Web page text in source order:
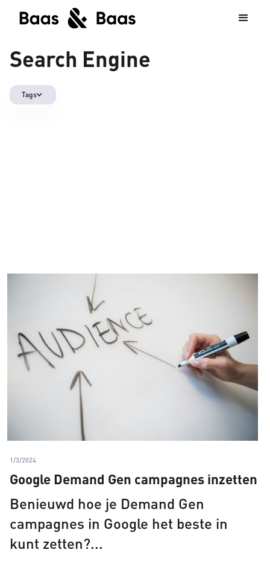
Search Engine
Tags
1/3/2024
Google Demand Gen campagnes inzetten
Benieuwd hoe je Demand Gen
campagnes in Google het beste in
kunt zetten?